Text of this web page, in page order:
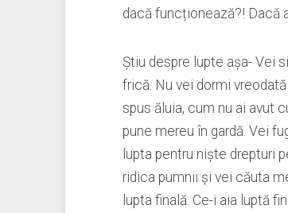
dacă funcționează?! Dacă
Știu despre lupte așa- Vei
frică. Nu vei dormi
spus ăluia, cum nu ai avut
pune mereu în gardă. Vei
lupta pentru niște drepturi
ridica pumnii și vei căuta
lupta finală. Ce-i aia luptă